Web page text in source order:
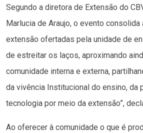
Segundo a diretora de Extensão do
Marlucia de Araujo, o evento
extensão ofertadas pela unidade de
de estreitar os laços, aproximando
comunidade interna e externa,
da vivência Institucional do ensino, da
tecnologia por meio da extensão”,
Ao oferecer à comunidade o que é